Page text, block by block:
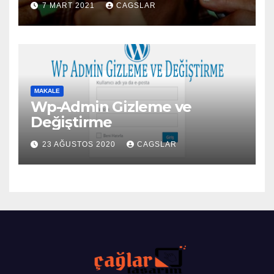
7 MART 2021 CAGSLAR
MAKALE
Wp-Admin Gizleme ve
Değiştirme
23 AĞUSTOS 2020 CAGSLAR